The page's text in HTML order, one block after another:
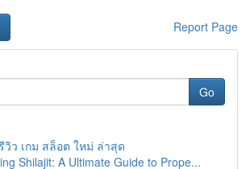
Report Page
Go
วิว เกม สล็อต ใหม่ ล่าสุด
Shilajit: A Ultimate Guide to Prope...